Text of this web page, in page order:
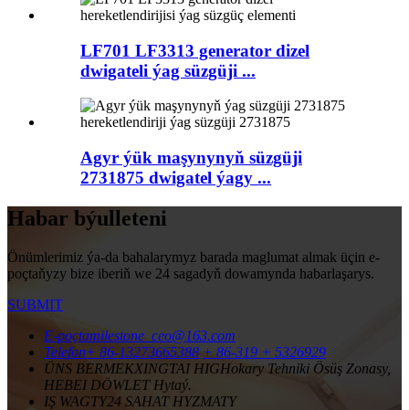
LF701 LF3313 generator dizel
dwigateli ýag süzgüji ...
Agyr ýük maşynynyň süzgüji
2731875 dwigatel ýagy ...
Habar býulleteni
Önümlerimiz ýa-da bahalarymyz barada maglumat almak üçin e-
poçtaňyzy bize iberiň we 24 sagadyň dowamynda habarlaşarys.
SUBMIT
E-poçtamilestone_ceo@163.com
Telefon+ 86-13273665388 + 86-319 + 5326929
ÜNS BERMEKXINGTAI HIGHokary Tehniki Ösüş Zonasy,
HEBEI DÖWLET Hytaý.
IŞ WAGTY24 SAHAT HYZMATY